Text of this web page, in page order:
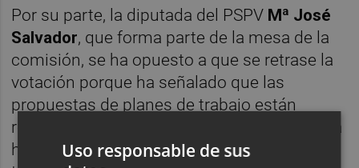
Por su parte, la diputada del PSPV Mª José
Salvador, que forma parte de la mesa de la
comisión, se ha opuesto a que se retrase la
votación porque ha señalado que las
propuestas de planes de trabajo están
registradas desde el pasado 30 de abril y "ha
habido tiempo de sobra para que la mesa
Uso responsable de sus